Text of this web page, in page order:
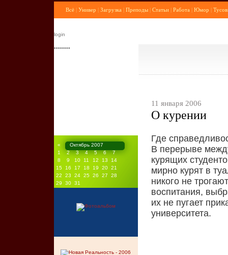
Всё| Универ | Загрузка | Преподы| Статьи| Работа | Юмор |
«
Октябрь 2007
1
2 3 4 5 6
7
8
9 10 11 12 13
14
15
16 17 18 19 20 21
22
23 24 25 26 27
28
29
30 31
11 января 2006
О курении
Где
В перерыве
курящих
мирно курят в
никого не
воспитания,
их не пугает
университета.